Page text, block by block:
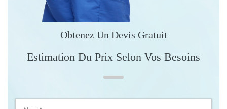
Obtenez Un Devis Gratuit
Estimation Du Prix Selon Vos Besoins